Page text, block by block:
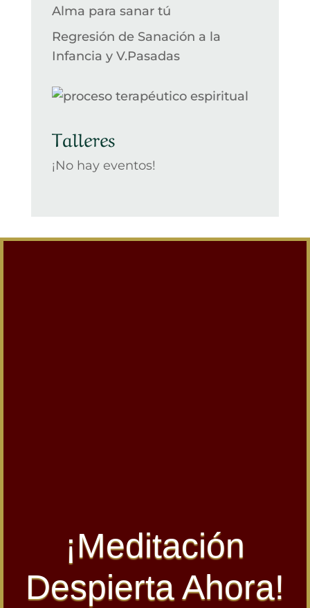
Alma para sanar tú
Regresión de Sanación a la
Infancia y V.Pasadas
Talleres
¡No hay eventos!
¡Meditación
Despierta Ahora!